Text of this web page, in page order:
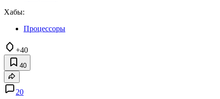
Хабы:
Процессоры
+40
40
20